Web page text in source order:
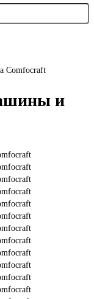
Comfocraft
и